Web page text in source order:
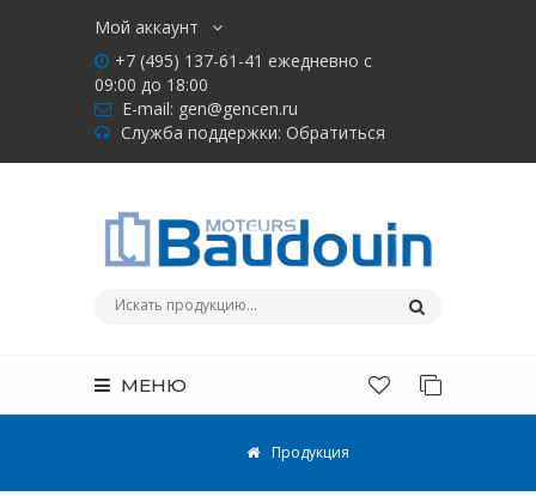
Мой аккаунт
+7 (495) 137-61-41 ежедневно с
09:00 до 18:00
E-mail: gen@gencen.ru
Служба поддержки: Обратиться
МЕНЮ
Продукция